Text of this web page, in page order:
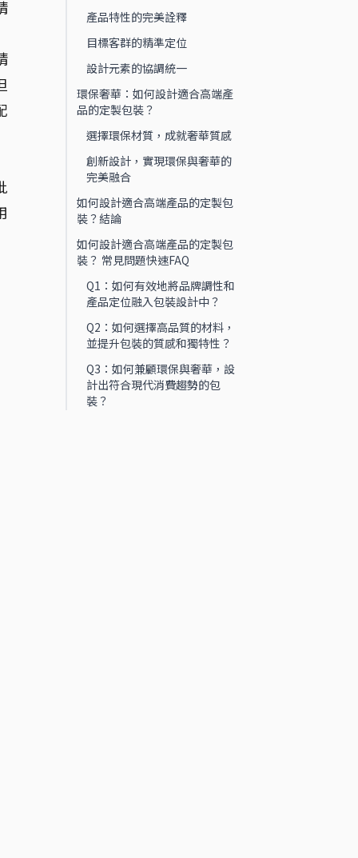
產品特性的完美詮釋
目標客群的精準定位
設計元素的協調統一
環保奢華：如何設計適合高端產
品的定製包裝？
選擇環保材質，成就奢華質感
創新設計，實現環保與奢華的
完美融合
如何設計適合高端產品的定製包
裝？結論
如何設計適合高端產品的定製包
裝？ 常見問題快速FAQ
Q1：如何有效地將品牌調性和
產品定位融入包裝設計中？
Q2：如何選擇高品質的材料，
並提升包裝的質感和獨特性？
Q3：如何兼顧環保與奢華，設
計出符合現代消費趨勢的包
裝？